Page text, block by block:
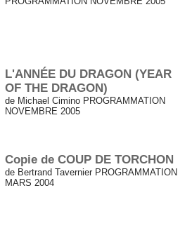
L'ANNÉE DU DRAGON (YEAR
OF THE DRAGON)
de Michael Cimino PROGRAMMATION
NOVEMBRE 2005
Copie de COUP DE TORCHON
de Bertrand Tavernier PROGRAMMATION
MARS 2004